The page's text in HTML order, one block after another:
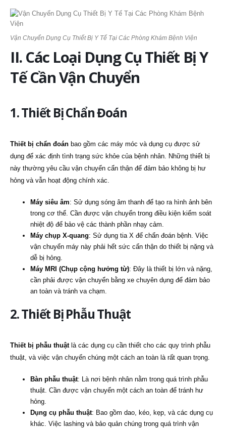
Vận Chuyển Dụng Cụ Thiết Bị Y Tế Tại Các Phòng Khám Bệnh Viện
II. Các Loại Dụng Cụ Thiết Bị Y
Tế Cần Vận Chuyển
1. Thiết Bị Chẩn Đoán
Thiết bị chẩn đoán bao gồm các máy móc và dụng cụ được sử
dụng để xác định tình trạng sức khỏe của bệnh nhân. Những thiết bị
này thường yêu cầu vận chuyển cẩn thận để đảm bảo không bị hư
hỏng và vẫn hoạt động chính xác.
Máy siêu âm: Sử dụng sóng âm thanh để tạo ra hình ảnh bên
trong cơ thể. Cần được vận chuyển trong điều kiện kiểm soát
nhiệt độ để bảo vệ các thành phần nhạy cảm.
Máy chụp X-quang: Sử dụng tia X để chẩn đoán bệnh. Việc
vận chuyển máy này phải hết sức cẩn thận do thiết bị nặng và
dễ bị hỏng.
Máy MRI (Chụp cộng hưởng từ): Đây là thiết bị lớn và nặng,
cần phải được vận chuyển bằng xe chuyên dụng để đảm bảo
an toàn và tránh va chạm.
2. Thiết Bị Phẫu Thuật
Thiết bị phẫu thuậtlà các dụng cụ cần thiết cho các quy trình phẫu
thuật, và việc vận chuyển chúng một cách an toàn là rất quan trọng.
Bàn phẫu thuật: Là nơi bệnh nhân nằm trong quá trình phẫu
thuật. Cần được vận chuyển một cách an toàn để tránh hư
hỏng.
Dụng cụ phẫu thuật: Bao gồm dao, kéo, kẹp, và các dụng cụ
khác. Việc lashing và bảo quản chúng trong quá trình vận